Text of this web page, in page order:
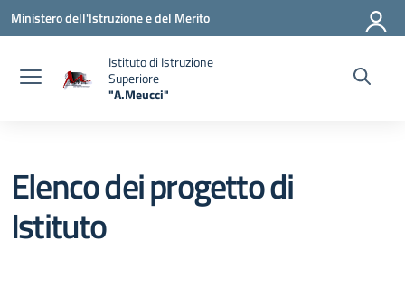
Vai ai contenuti
Vai al menu di navigazione
Vai al footer
Ministero dell'Istruzione e del Merito
Istituto di Istruzione
Superiore
"A.Meucci"
Elenco dei progetto di
Istituto